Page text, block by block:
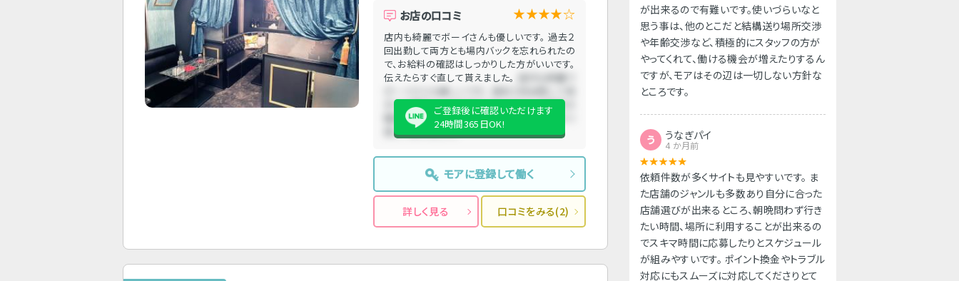
お店の口コミ ★★★★☆
店内も綺麗でボーイさんも優しいです。 過去２
回出勤して両方とも場内バックを忘れられたの
で、お給料の確認はしっかりした方がいいです。
伝えたらすぐ直して貰えました。
店内も綺麗で
ボーイさんも優しいです。 過去２回出勤して両
方とも場内バックを忘れられたので、お給料の
確認はしっかりした方がいいです。伝えたらすぐ
直して貰えました。
ご登録後に確認いただけます
24時間365日OK!
モアに登録して働く
詳しく見る 口コミをみる(2)
が出来るので有難いです。使いづらいなと
思う事は、他のとこだと結構送り場所交渉
や年齢交渉など、積極的にスタッフの方が
やってくれて、働ける機会が増えたりするん
ですが、モアはその辺は一切しない方針な
ところです。
う うなぎパイ
4 か月前
依頼件数が多くサイトも見やすいです。 ま
た店舗のジャンルも多数あり自分に合った
店舗選びが出来るところ、朝晩問わず行き
たい時間、場所に利用することが出来るの
でスキマ時間に応募したりとスケジュール
が組みやすいです。 ポイント換金やトラブル
対応にもスムーズに対応してくださりとて